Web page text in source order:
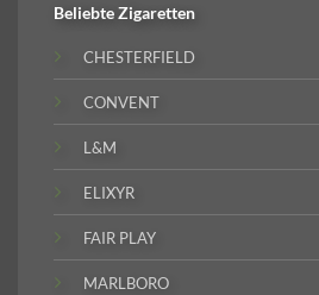
BeliebteZigaretten
CHESTERFIELD
CONVENT
L&M
ELIXYR
FAIR PLAY
MARLBORO